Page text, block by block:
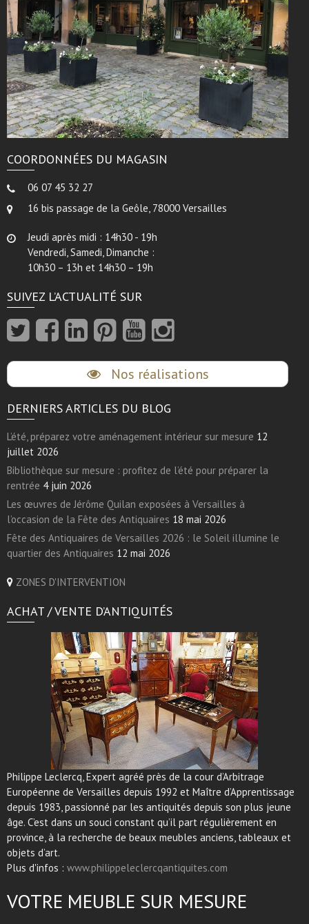
COORDONNÉES DU MAGASIN
06 07 45 32 27
16 bis passage de la Geôle, 78000 Versailles
Jeudi après midi : 14h30 - 19h
Vendredi, Samedi, Dimanche :
10h30 – 13h et 14h30 – 19h
SUIVEZ L’ACTUALITÉ SUR
Nos réalisations
DERNIERS ARTICLES DU BLOG
L’été, préparez votre aménagement intérieur sur mesure 12
juillet 2026
Bibliothèque sur mesure : profitez de l’été pour préparer la
rentrée 4 juin 2026
Les œuvres de Jérôme Quilan exposées à Versailles à
l’occasion de la Fête des Antiquaires 18 mai 2026
Fête des Antiquaires de Versailles 2026 : le Soleil illumine le
quartier des Antiquaires 12 mai 2026
ZONES D'INTERVENTION
ACHAT / VENTE D’ANTIQUITÉS
Philippe Leclercq, Expert agréé près de la cour d’Arbitrage
Européenne de Versailles depuis 1992 et Maître d’Apprentissage
depuis 1983, passionné par les antiquités depuis son plus jeune
âge. C’est dans un souci constant qu’il part régulièrement en
province, à la recherche de beaux meubles anciens, tableaux et
objets d’art.
Plus d'infos : www.philippeleclercqantiquites.com
VOTRE MEUBLE SUR MESURE